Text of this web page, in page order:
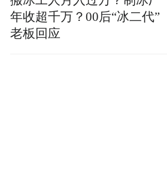
年收超千万？00后“冰二代”
老板回应